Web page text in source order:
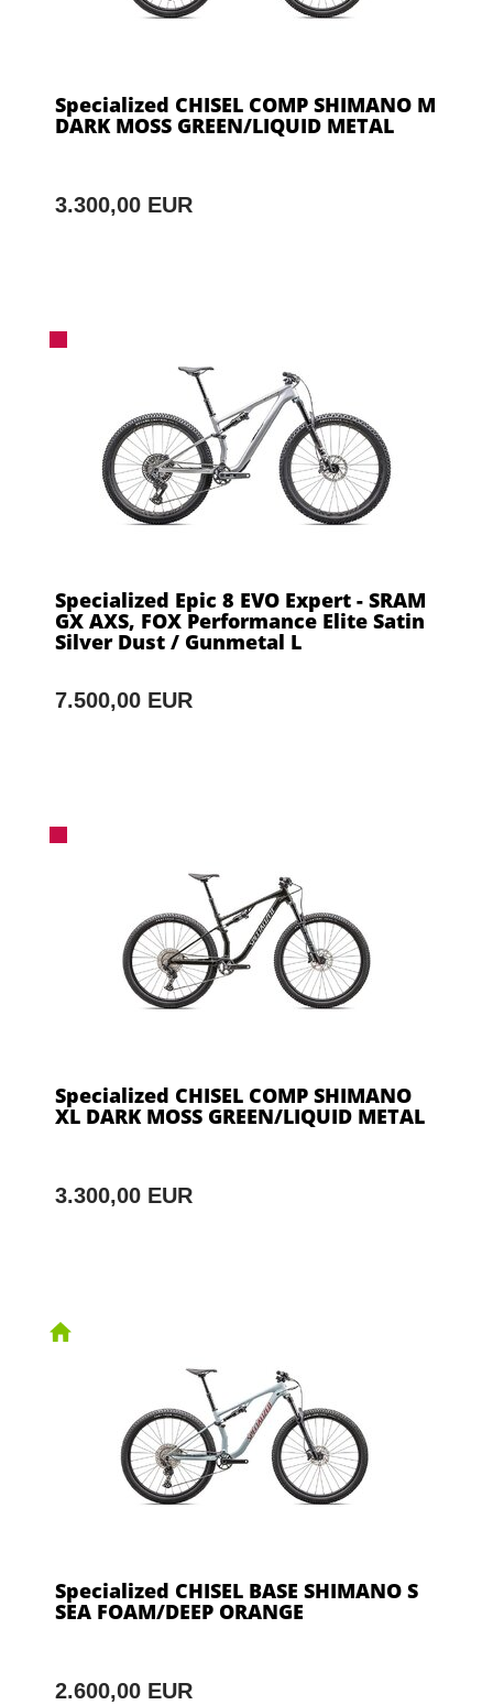
Specialized CHISEL COMP SHIMANO M
DARK MOSS GREEN/LIQUID METAL
3.300,00 EUR
Specialized Epic 8 EVO Expert - SRAM
GX AXS, FOX Performance Elite Satin
Silver Dust / Gunmetal L
7.500,00 EUR
Specialized CHISEL COMP SHIMANO
XL DARK MOSS GREEN/LIQUID METAL
3.300,00 EUR
Specialized CHISEL BASE SHIMANO S
SEA FOAM/DEEP ORANGE
2.600,00 EUR